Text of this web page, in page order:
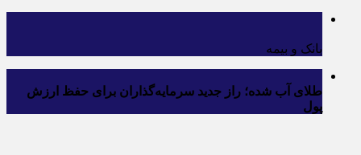
بانک و بیمه
طلای آب شده؛ راز جدید سرمایه‌گذاران برای حفظ ارزش
پول